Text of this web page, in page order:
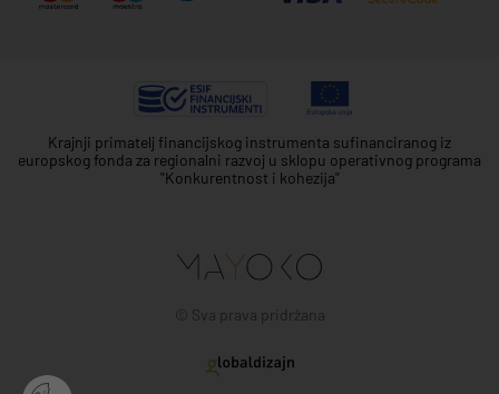
Krajnji primatelj financijskog instrumenta sufinanciranog iz
europskog fonda za regionalni razvoj u sklopu operativnog programa
"Konkurentnost i kohezija"
© Sva prava pridržana